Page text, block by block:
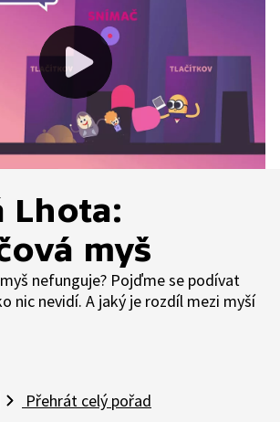
Lhota:
myš
nefunguje? Pojďme se podívat
nic nevidí. A jaký je rozdíl mezi myší
Přehrát celý pořad